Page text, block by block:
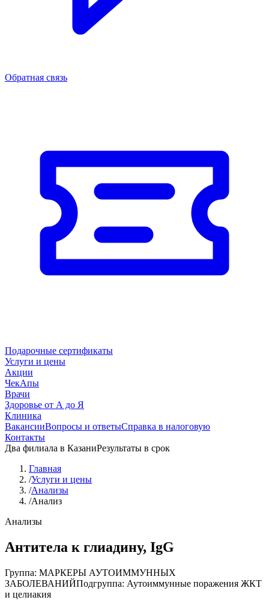
Обратная связь
Подарочные сертификаты
Услуги и цены
Акции
ЧекАпы
Врачи
Здоровье от А до Я
Клиника
ВакансииВопросы и ответыСправка в налоговую
Контакты
Два филиала в КазаниРезультаты в срок
Главная
/Услуги и цены
/Анализы
/Анализ
Анализы
Антитела к глиадину, IgG
Группа: МАРКЕРЫ АУТОИММУННЫХ
ЗАБОЛЕВАНИЙПодгруппа: Аутоиммунные поражения ЖКТ
и целиакия